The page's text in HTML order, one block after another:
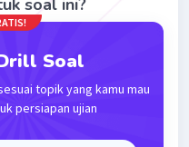
penglihatan.
Soal
topik yang kamu mau
persiapan ujian